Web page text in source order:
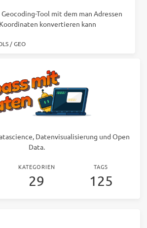
Geocoding-Tool mit dem man Adressen
konvertieren kann
/GEO
Datenvisualisierung und Open
Data.
KATEGORIEN
29
TAGS
125